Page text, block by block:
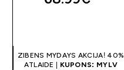
ZIBENS MYDAYS AKCIJA! 40%
ATLAIDE |
KUPONS: MYLV